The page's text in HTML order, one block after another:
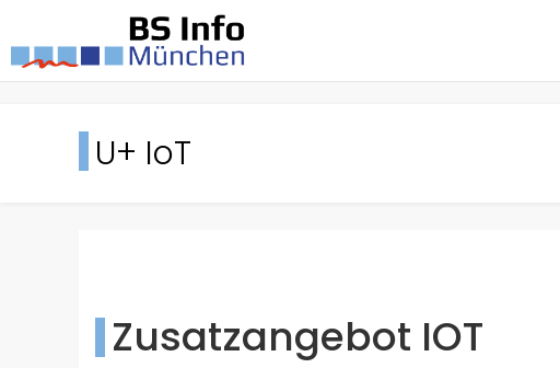
U+ IoT
Zusatzangebot IOT